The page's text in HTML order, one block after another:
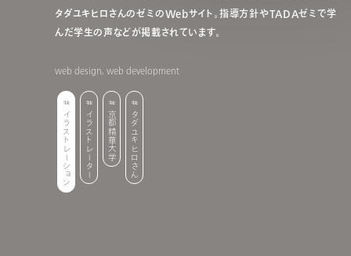
タダユキヒロさんのゼミのWebサイト。指導方針やTADAゼミで学
んだ学生の声などが掲載されています。
web design, web development
イラストレーション イラストレーター 京都精華大学 タダユキヒロさん